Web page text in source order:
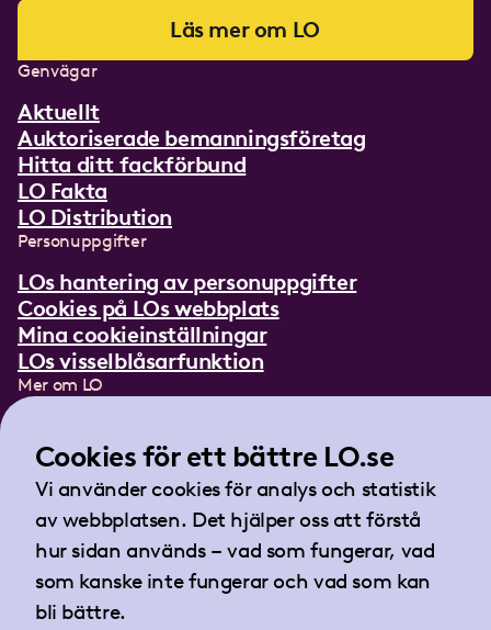
Läs mer om LO
Genvägar
Aktuellt
Auktoriserade bemanningsföretag
Hitta ditt fackförbund
LO Fakta
LO Distribution
Personuppgifter
LOs hantering av personuppgifter
Cookies på LOs webbplats
Mina cookieinställningar
LOs visselblåsarfunktion
Mer om LO
Lättläst om LO
Teckenspråksfilm
Tidningen Arbetet
Landsorganisationen i Sverige
Barnhusgatan 18
105 53 Stockholm
Cookies för ett bättre LO.se
Vi använder cookies för analys och statistik
av webbplatsen. Det hjälper oss att förstå
hur sidan används – vad som fungerar, vad
som kanske inte fungerar och vad som kan
bli bättre.